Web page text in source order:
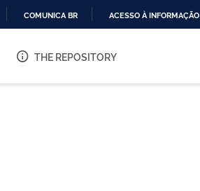
O
COMUNICA BR ACESSO À INFORMAÇÃO
THE REPOSITORY